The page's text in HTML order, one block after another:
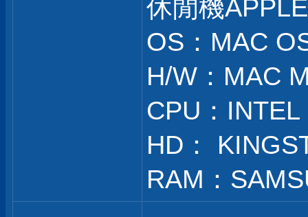
休閒機
OS：MAC
H/W：MAC
CPU：
HD：
RAM：